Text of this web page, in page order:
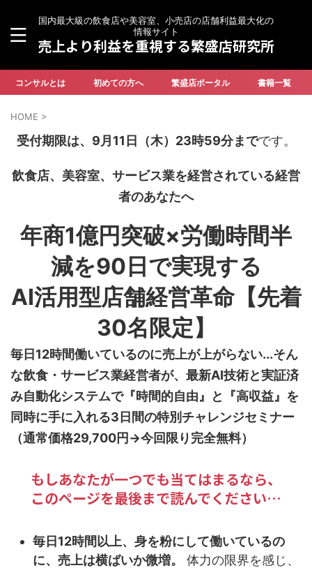
国内最大級の飲食店や美容室、小売店の店舗利益最大化の
情報サイト
売上より利益を重視する繁盛店研究所
コンサルとは 初めての方へ 繁盛店ポータル 書籍一覧
HOME >
受付期限は、9月11日（木）23時59分までです。
飲食店、美容室、サービス業を経営されている経営
者のあなたへ
年商1億円突破×労働時間半
減を90日で実現する
AI活用型店舗経営革命【先着
30名限定】
毎日12時間働いているのに売上が上がらない...そん
な飲食・サービス業経営者が、最新AI技術と実証済
み自動化システムで『時間的自由』と『高収益』を
同時に手に入れる3日間の特別チャレンジセミナー
（通常価格29,700円→今回限り完全無料）
もしあなたが一つでも当てはまるなら、
このページを最後まで読んでください…
毎日12時間以上、身を粉にして働いているの
に、売上は横ばいか微増。
体力の限界を感じ、